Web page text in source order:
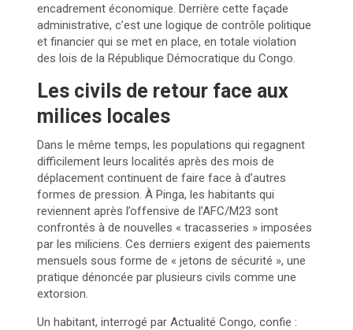
encadrement économique. Derrière cette façade
administrative, c’est une logique de contrôle politique
et financier qui se met en place, en totale violation
des lois de la République Démocratique du Congo.
Les civils de retour face aux
milices locales
Dans le même temps, les populations qui regagnent
difficilement leurs localités après des mois de
déplacement continuent de faire face à d’autres
formes de pression. À Pinga, les habitants qui
reviennent après l’offensive de l’AFC/M23 sont
confrontés à de nouvelles « tracasseries » imposées
par les miliciens. Ces derniers exigent des paiements
mensuels sous forme de « jetons de sécurité », une
pratique dénoncée par plusieurs civils comme une
extorsion.
Un habitant, interrogé par Actualité Congo, confie :